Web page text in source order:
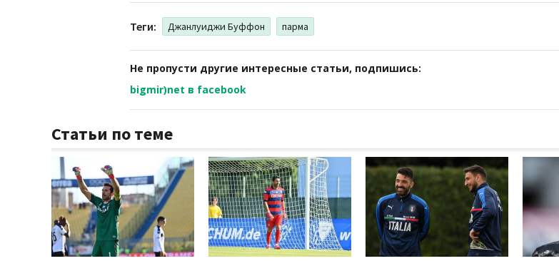
Теги: Джанлуиджи Буффон парма
Не пропусти другие интересные статьи, подпишись:
bigmir)net в facebook
Статьи по теме